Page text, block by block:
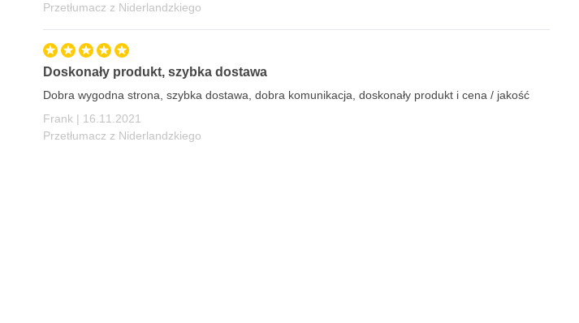
Przetłumacz z Niderlandzkiego
Doskonały produkt, szybka dostawa
Dobra wygodna strona, szybka dostawa, dobra komunikacja, doskonały produkt i cena / jakość
Frank | 16 listopada 2021
16.11.2021
Przetłumacz z Niderlandzkiego